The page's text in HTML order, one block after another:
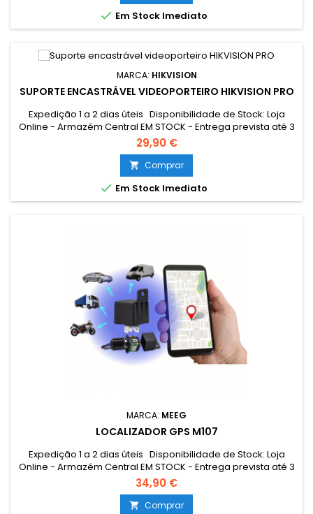
 Em Stock Imediato
MARCA: HIKVISION
SUPORTE ENCASTRÁVEL VIDEOPORTEIRO HIKVISION PRO
Expedição 1 a 2 dias úteis Disponibilidade de Stock: Loja
Online - Armazém Central EM STOCK - Entrega prevista até 3
dias úteis Loja Braga - Rua António Fernandes Ferreira
Gomes EM STOCK
29,90 €
 Comprar
 Em Stock Imediato
MARCA: MEEG
LOCALIZADOR GPS M107
Expedição 1 a 2 dias úteis Disponibilidade de Stock: Loja
Online - Armazém Central EM STOCK - Entrega prevista até 3
dias úteis Loja Braga - Rua António Fernandes Ferreira
Gomes EM STOCK
34,90 €
 Comprar